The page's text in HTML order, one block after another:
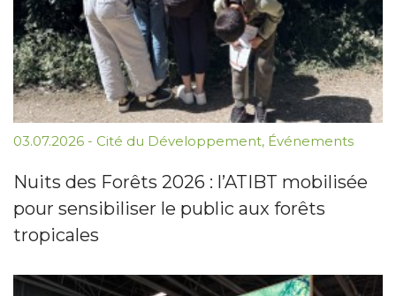
03.07.2026 - Cité du Développement, Événements
Nuits des Forêts 2026 : l’ATIBT mobilisée
pour sensibiliser le public aux forêts
tropicales